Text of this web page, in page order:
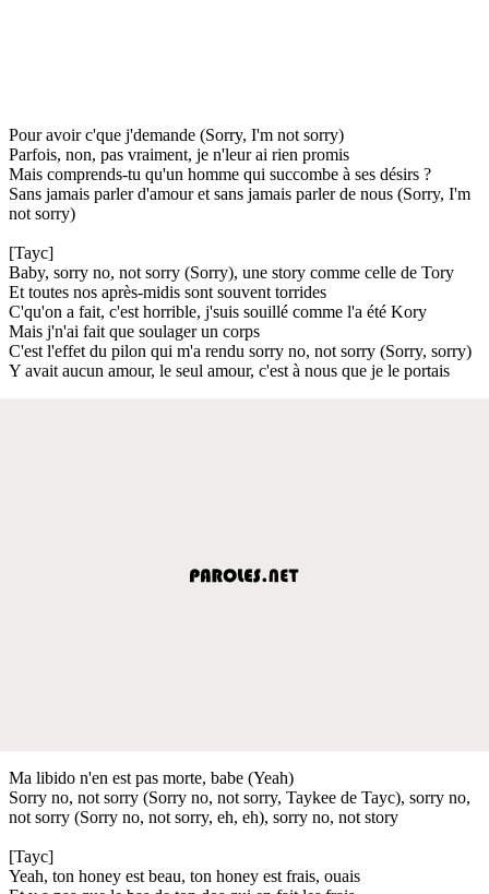
Pour avoir c'que j'demande (Sorry, I'm not sorry)
Parfois, non, pas vraiment, je n'leur ai rien promis
Mais comprends-tu qu'un homme qui succombe à ses désirs ?
Sans jamais parler d'amour et sans jamais parler de nous (Sorry, I'm
not sorry)
[Tayc]
Baby, sorry no, not sorry (Sorry), une story comme celle de Tory
Et toutes nos après-midis sont souvent torrides
C'qu'on a fait, c'est horrible, j'suis souillé comme l'a été Kory
Mais j'n'ai fait que soulager un corps
C'est l'effet du pilon qui m'a rendu sorry no, not sorry (Sorry, sorry)
Y avait aucun amour, le seul amour, c'est à nous que je le portais
Ma libido n'en est pas morte, babe (Yeah)
Sorry no, not sorry (Sorry no, not sorry, Taykee de Tayc), sorry no,
not sorry (Sorry no, not sorry, eh, eh), sorry no, not story
[Tayc]
Yeah, ton honey est beau, ton honey est frais, ouais